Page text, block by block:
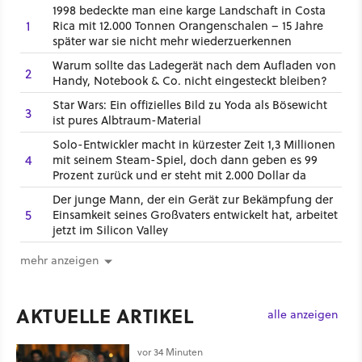
1
1998 bedeckte man eine karge Landschaft in Costa
Rica mit 12.000 Tonnen Orangenschalen – 15 Jahre
später war sie nicht mehr wiederzuerkennen
2
Warum sollte das Ladegerät nach dem Aufladen von
Handy, Notebook & Co. nicht eingesteckt bleiben?
3
Star Wars: Ein offizielles Bild zu Yoda als Bösewicht
ist pures Albtraum-Material
4
Solo-Entwickler macht in kürzester Zeit 1,3 Millionen
mit seinem Steam-Spiel, doch dann geben es 99
Prozent zurück und er steht mit 2.000 Dollar da
5
Der junge Mann, der ein Gerät zur Bekämpfung der
Einsamkeit seines Großvaters entwickelt hat, arbeitet
jetzt im Silicon Valley
mehr anzeigen
AKTUELLE ARTIKEL alle anzeigen
vor 34 Minuten